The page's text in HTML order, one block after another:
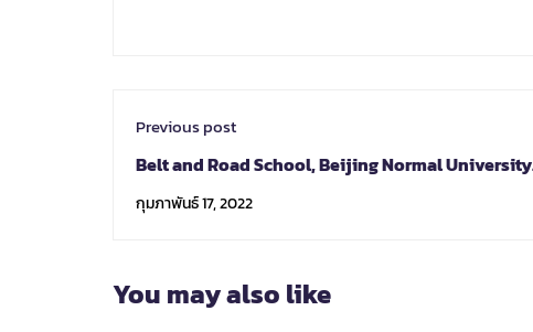
Previous post
Belt and Road School, Beijing Normal University
MBA&MPA
กุมภาพันธ์ 17, 2022
You may also like